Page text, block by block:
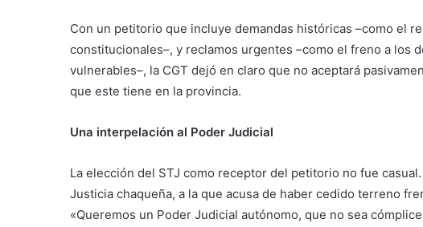
Con un petitorio que incluye demandas históricas –como el
constitucionales–, y reclamos urgentes –como el freno a los
vulnerables–, la CGT dejó en claro que no aceptará
que este tiene en la provincia.
Una interpelación al Poder Judicial
La elección del STJ como receptor del petitorio no fue
Justicia chaqueña, a la que acusa de haber cedido terreno
«Queremos un Poder Judicial autónomo, que no sea